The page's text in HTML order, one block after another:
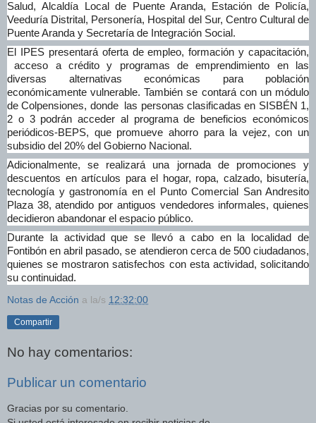
Salud, Alcaldía Local de Puente Aranda, Estación de Policía,
Veeduría Distrital, Personería, Hospital del Sur, Centro Cultural de
Puente Aranda y Secretaría de Integración Social.
El IPES presentará oferta de empleo, formación y capacitación,
acceso a crédito y programas de emprendimiento en las
diversas alternativas económicas para población
económicamente vulnerable. También se contará con un módulo
de Colpensiones, donde las personas clasificadas en SISBÉN 1,
2 o 3 podrán acceder al programa de beneficios económicos
periódicos-BEPS, que promueve ahorro para la vejez, con un
subsidio del 20% del Gobierno Nacional.
Adicionalmente, se realizará una jornada de promociones y
descuentos en artículos para el hogar, ropa, calzado, bisutería,
tecnología y gastronomía en el Punto Comercial San Andresito
Plaza 38, atendido por antiguos vendedores informales, quienes
decidieron abandonar el espacio público.
Durante la actividad que se llevó a cabo en la localidad de
Fontibón en abril pasado, se atendieron cerca de 500 ciudadanos,
quienes se mostraron satisfechos con esta actividad, solicitando
su continuidad.
Notas de Acción a la/s 12:32:00
Compartir
No hay comentarios:
Publicar un comentario
Gracias por su comentario.